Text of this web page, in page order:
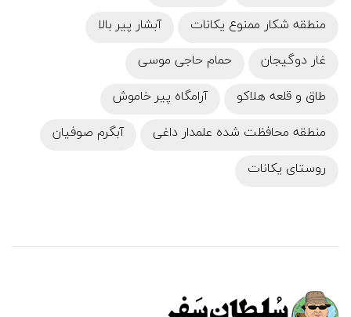
منطقه شکار ممنوع یکانات
آبشار پیر بالا
غار دوگیجان
حمام حاجی موسی
طاق و قلعه هلاکو
آرامگاه پیر خاموش
منطقه محافظت‌ شده علمدار داغی
آبگرم صوفیان
روستای یکانات